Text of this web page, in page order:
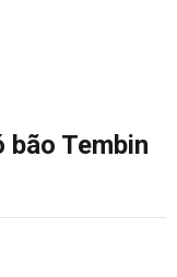
bão Tembin